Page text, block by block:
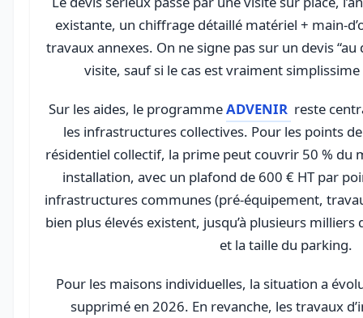
existante, un chiffrage détaillé matériel + main-
travaux annexes. On ne signe pas sur un devis
visite, sauf si le cas est vraiment
Sur les aides, le programmeADVENIR reste
les infrastructures collectives. Pour les points
résidentiel collectif, la prime peut couvrir 50 % du
installation, avec un plafond de 600 € HT par
infrastructures communes (pré-équipement,
bien plus élevés existent, jusqu’à plusieurs milliers
et la taille du parking.
Pour les maisons individuelles, la situation a
supprimé en 2026. En revanche, les travaux